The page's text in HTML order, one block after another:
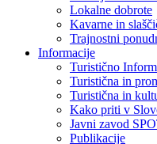
Lokalne dobrote
Kavarne in
Trajnostni
Informacije
Turistično
Turistična in
Turistična in
Kako priti v
Javni zavod
Publikacije